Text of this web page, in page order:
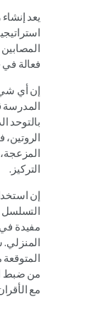
يعد
فعالة
إن أي
المدرسة
بالتوحد
الروتين،
التركيز.
إن
التسلسل
مفيدة في
المنزلي.
من ضبط
مع